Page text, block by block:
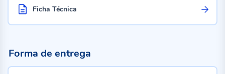
Ficha Técnica
Forma de entrega